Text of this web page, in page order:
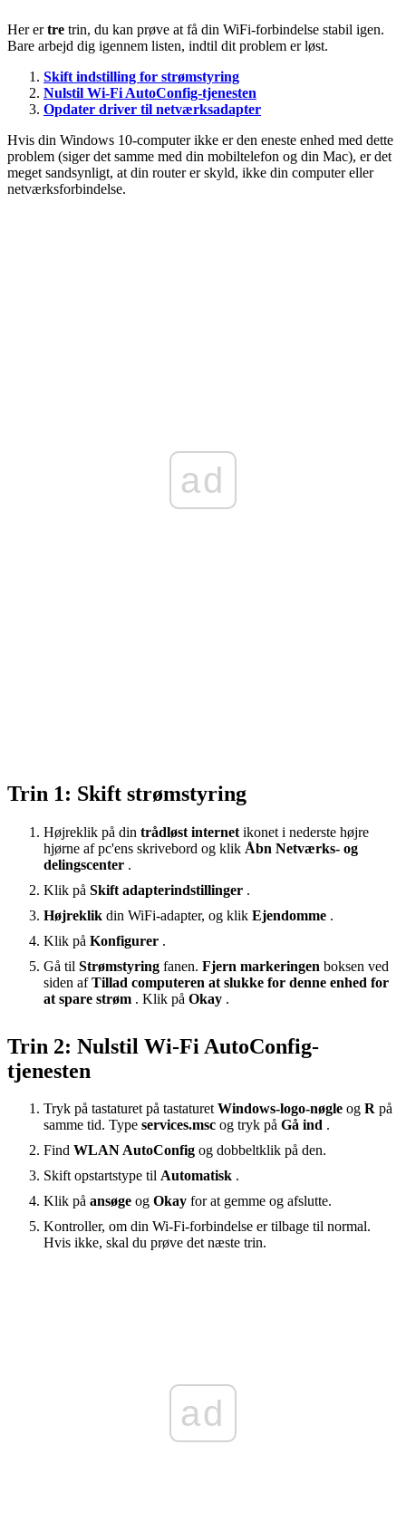
Her ertre trin, du kan prøve at få din WiFi-forbindelse stabil igen.
Bare arbejd dig igennem listen, indtil dit problem er løst.
Skift indstilling for strømstyring
Nulstil Wi-Fi AutoConfig-tjenesten
Opdater driver til netværksadapter
Hvis din Windows 10-computer ikke er den eneste enhed med dette
problem (siger det samme med din mobiltelefon og din Mac), er det
meget sandsynligt, at din router er skyld, ikke din computer eller
netværksforbindelse.
ad
Trin 1: Skift strømstyring
Højreklik på din trådløst internet ikonet i nederste højre
hjørne af pc'ens skrivebord og klik Åbn Netværks- og
delingscenter .
Klik på Skift adapterindstillinger .
Højreklik din WiFi-adapter, og klik Ejendomme .
Klik på Konfigurer .
Gå til Strømstyring fanen. Fjern markeringen boksen ved
siden afTillad computeren at slukke for denne enhed for
at spare strøm . Klik på Okay .
Trin 2: Nulstil Wi-Fi AutoConfig-
tjenesten
Tryk på tastaturet på tastaturetWindows-logo-nøgle og R på
samme tid. Type services.msc og tryk på Gå ind .
Find WLAN AutoConfig og dobbeltklik på den.
Skift opstartstype til Automatisk .
Klik på ansøge og Okay for at gemme og afslutte.
Kontroller, om din Wi-Fi-forbindelse er tilbage til normal.
Hvis ikke, skal du prøve det næste trin.
ad